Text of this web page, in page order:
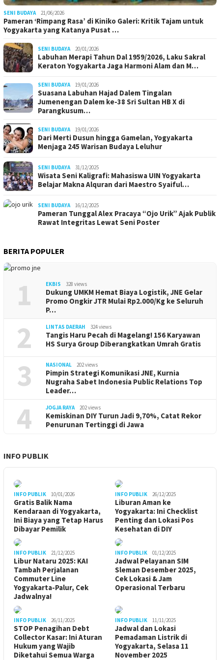
SENI BUDAYA 21/06/2026
Pameran ‘Rimpang Rasa’ di Kiniko Galeri: Kritik Tajam untuk
Yogyakarta yang Katanya Pusat …
SENI BUDAYA 20/01/2026
Labuhan Merapi Tahun Dal 1959/2026, Laku Sakral
Keraton Yogyakarta Jaga Harmoni Alam dan M…
SENI BUDAYA 19/01/2026
Suasana Labuhan Hajad Dalem Tingalan
Jumenengan Dalem ke-38 Sri Sultan HB X di
Parangkusum…
SENI BUDAYA 19/01/2026
Dari Merti Dusun hingga Gamelan, Yogyakarta
Menjaga 245 Warisan Budaya Leluhur
SENI BUDAYA 31/12/2025
Wisata Seni Kaligrafi: Mahasiswa UIN Yogyakarta
Belajar Makna Alquran dari Maestro Syaiful…
SENI BUDAYA 16/12/2025
Pameran Tunggal Alex Pracaya “Ojo Urik” Ajak Publik
Rawat Integritas Lewat Seni Poster
BERITA POPULER
1 EKBIS 328 views
Dukung UMKM Hemat Biaya Logistik, JNE Gelar
Promo Ongkir JTR Mulai Rp2.000/Kg ke Seluruh
P…
2 LINTAS DAERAH 324 views
Tangis Haru Pecah di Magelang! 156 Karyawan
HS Surya Group Diberangkatkan Umrah Gratis
3 NASIONAL 202 views
Pimpin Strategi Komunikasi JNE, Kurnia
Nugraha Sabet Indonesia Public Relations Top
Leader…
4 JOGJA RAYA 202 views
Kemiskinan DIY Turun Jadi 9,70%, Catat Rekor
Penurunan Tertinggi di Jawa
INFO PUBLIK
INFO PUBLIK 10/01/2026
Gratis Balik Nama
Kendaraan di Yogyakarta,
Ini Biaya yang Tetap Harus
Dibayar Pemilik
INFO PUBLIK 26/12/2025
Liburan Aman ke
Yogyakarta: Ini Checklist
Penting dan Lokasi Pos
Kesehatan di DIY
INFO PUBLIK 21/12/2025
Libur Nataru 2025: KAI
Tambah Perjalanan
Commuter Line
Yogyakarta-Palur, Cek
Jadwalnya!
INFO PUBLIK 01/12/2025
Jadwal Pelayanan SIM
Sleman Desember 2025,
Cek Lokasi & Jam
Operasional Terbaru
INFO PUBLIK 26/11/2025
STOP Penagihan Debt
Collector Kasar: Ini Aturan
Hukum yang Wajib
Diketahui Semua Warga
INFO PUBLIK 11/11/2025
Jadwal dan Lokasi
Pemadaman Listrik di
Yogyakarta, Selasa 11
November 2025